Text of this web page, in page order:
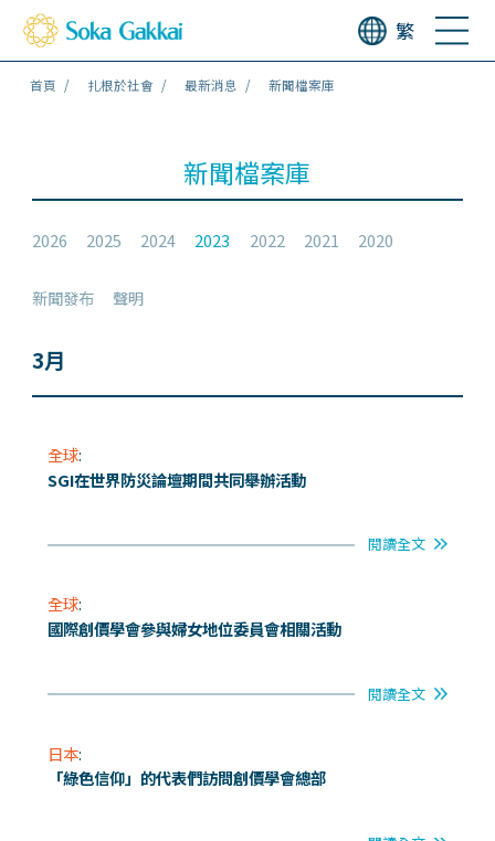
繁
首頁 扎根於社會 最新消息 新聞檔案庫
新聞檔案庫
2026 2025 2024 2023 2022 2021 2020
新聞發布 聲明
3月
全球:
SGI在世界防災論壇期間共同舉辦活動
閱讀全文
全球:
國際創價學會參與婦女地位委員會相關活動
閱讀全文
日本:
「綠色信仰」的代表們訪問創價學會總部